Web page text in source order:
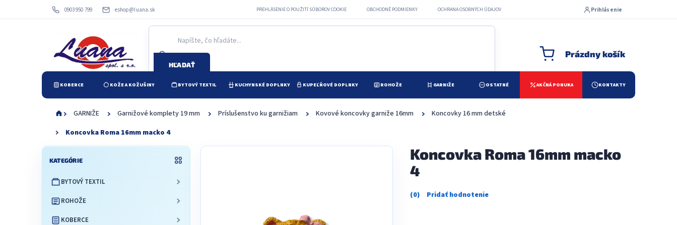
0903 950 799 eshop@luana.sk PREHLÁSENIE O POUŽITÍ SÚBOROV COOKIE OBCHODNÉ PODMIENKY OCHRANA OSOBNÝCH ÚDAJOV Prihlásenie
HĽADAŤ
NÁKUPNÝ KOŠÍK
Prázdny košík
KOBERCE KOŽE A KOŽUŠINY BYTOVÝ TEXTIL KUCHYNSKÉ DOPLNKY KUPEĽŇOVÉ DOPLNKY ROHOŽE GARNIŽE OSTATNÉ AKČNÁ PONUKA KONTAKTY
GARNIŽE Garnižové komplety 19 mm Príslušenstvo ku garnižiam Kovové koncovky garniže 16mm
Koncovky 16 mm detské
Koncovka Roma 16mm macko 4
B
Preskočiť
KATEGÓRIE
BYTOVÝ TEXTIL
ROHOŽE
KOBERCE
Koncovka Roma 16mm macko
4
Priemerné